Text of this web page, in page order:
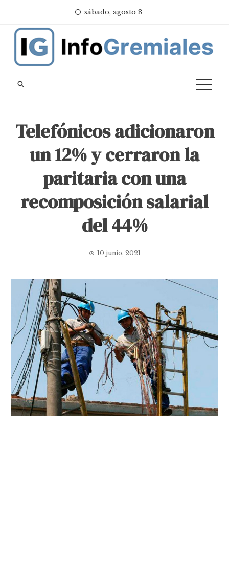
content
sábado, agosto 8
Telefónicos adicionaron
un 12% y cerraron la
paritaria con una
recomposición salarial
del 44%
10 junio, 2021